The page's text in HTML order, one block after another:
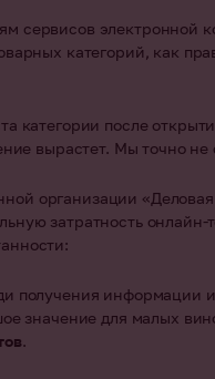
сервисов электронной
категорий, как
категории после
вырастет. Мы точно
организации
затратность
получения информации
значение для малых
.